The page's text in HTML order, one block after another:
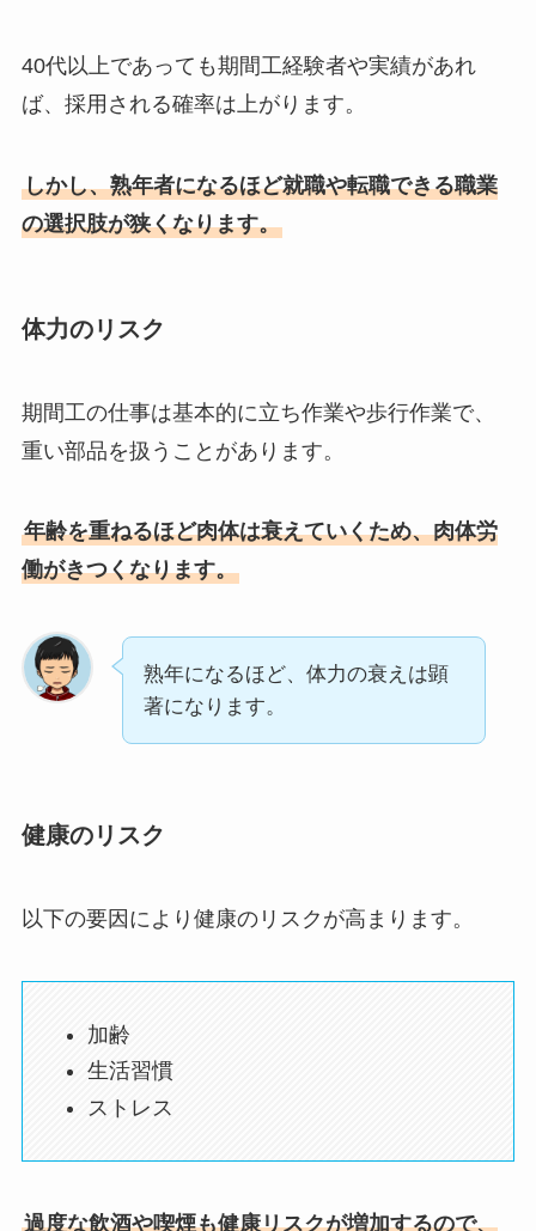
40代以上であっても期間工経験者や実績があれ
ば、採用される確率は上がります。
しかし、熟年者になるほど就職や転職できる職業
の選択肢が狭くなります。
体力のリスク
期間工の仕事は基本的に立ち作業や歩行作業で、
重い部品を扱うことがあります。
年齢を重ねるほど肉体は衰えていくため、肉体労
働がきつくなります。
熟年になるほど、体力の衰えは顕
著になります。
健康のリスク
以下の要因により健康のリスクが高まります。
加齢
生活習慣
ストレス
過度な飲酒や喫煙も健康リスクが増加するので、